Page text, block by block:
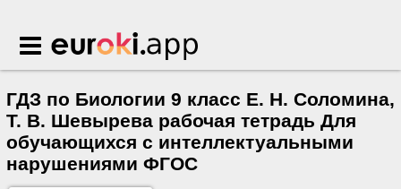
Euroki.app
ГДЗ по Биологии 9 класс Е. Н. Соломина,
Т. В. Шевырева рабочая тетрадь Для
обучающихся с интеллектуальными
нарушениями ФГОС